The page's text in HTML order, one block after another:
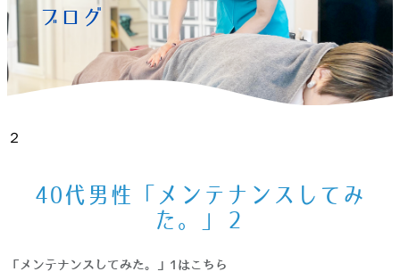
ブログ
２
40代男性「メンテナンスしてみ
た。」２
「メンテナンスしてみた。」1はこちら